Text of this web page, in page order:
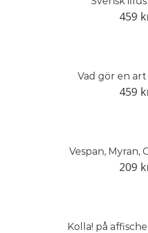
459
Vad gör en
459
Vespan, Myran,
209